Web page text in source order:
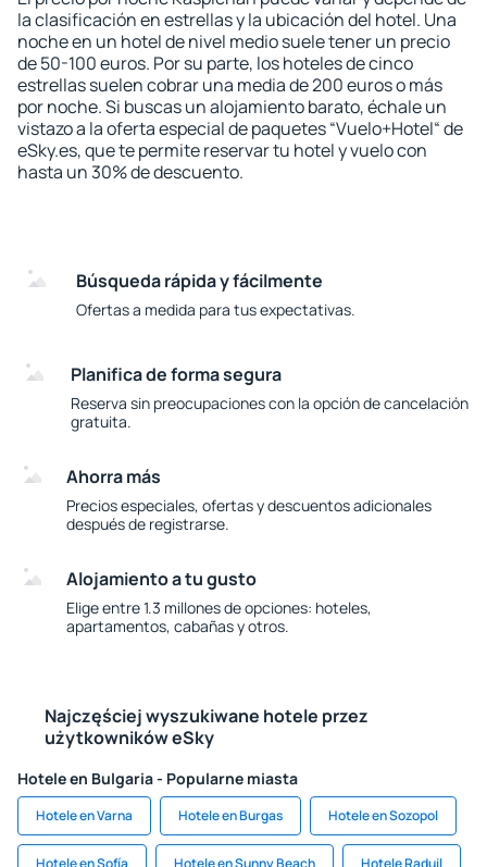
la clasificación en estrellas y la ubicación del hotel. Una
noche en un hotel de nivel medio suele tener un precio
de 50-100 euros. Por su parte, los hoteles de cinco
estrellas suelen cobrar una media de 200 euros o más
por noche. Si buscas un alojamiento barato, échale un
vistazo a la oferta especial de paquetes “Vuelo+Hotel“ de
eSky.es, que te permite reservar tu hotel y vuelo con
hasta un 30% de descuento.
Búsqueda rápida y fácilmente
Ofertas a medida para tus expectativas.
Planifica de forma segura
Reserva sin preocupaciones con la opción de cancelación
gratuita.
Ahorra más
Precios especiales, ofertas y descuentos adicionales
después de registrarse.
Alojamiento a tu gusto
Elige entre 1.3 millones de opciones: hoteles,
apartamentos, cabañas y otros.
Najczęściej wyszukiwane hotele przez
użytkowników eSky
Hotele en Bulgaria - Popularne miasta
Hotele en Varna Hotele en Burgas Hotele en Sozopol
Hotele en Sofía Hotele en Sunny Beach Hotele Raduil